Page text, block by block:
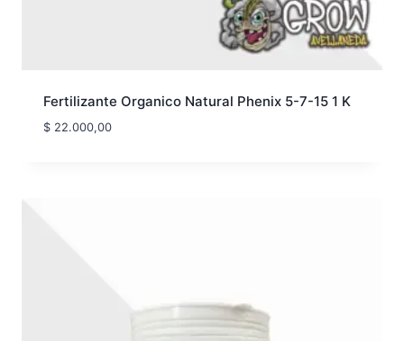
Fertilizante Organico Natural Phenix 5-7-15 1 K
$22.000,00